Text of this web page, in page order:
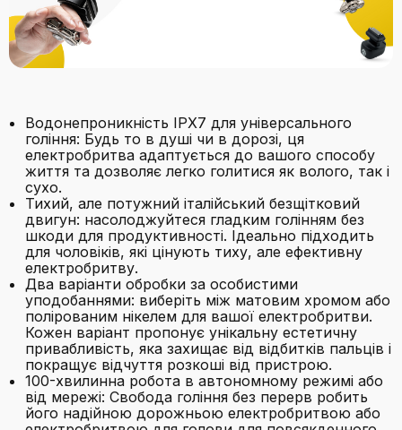
Водонепроникність IPX7 для універсального
гоління: Будь то в душі чи в дорозі, ця
електробритва адаптується до вашого способу
життя та дозволяє легко голитися як волого, так і
сухо.
Тихий, але потужний італійський безщітковий
двигун: насолоджуйтеся гладким голінням без
шкоди для продуктивності. Ідеально підходить
для чоловіків, які цінують тиху, але ефективну
електробритву.
Два варіанти обробки за особистими
уподобаннями: виберіть між матовим хромом або
полірованим нікелем для вашої електробритви.
Кожен варіант пропонує унікальну естетичну
привабливість, яка захищає від відбитків пальців і
покращує відчуття розкоші від пристрою.
100-хвилинна робота в автономному режимі або
від мережі: Свобода гоління без перерв робить
його надійною дорожньою електробритвою або